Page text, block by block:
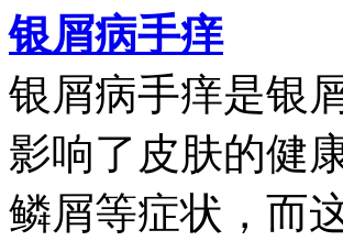
银屑病手痒
银屑病手痒是银
影响了皮肤的健
鳞屑等症状，而